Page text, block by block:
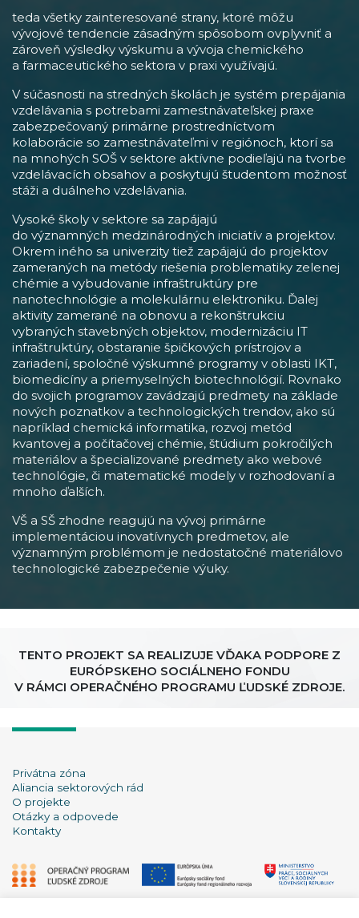
teda všetky zainteresované strany, ktoré môžu
vývojové tendencie zásadným spôsobom ovplyvniť a
zároveň výsledky výskumu a vývoja chemického
a farmaceutického sektora v praxi využívajú.
V súčasnosti na stredných školách je systém prepájania
vzdelávania s potrebami zamestnávateľskej praxe
zabezpečovaný primárne prostredníctvom
kolaborácie so zamestnávateľmi v regiónoch, ktorí sa
na mnohých SOŠ v sektore aktívne podieľajú na tvorbe
vzdelávacích obsahov a poskytujú študentom možnosť
stáži a duálneho vzdelávania.
Vysoké školy v sektore sa zapájajú
do významných medzinárodných iniciatív a projektov.
Okrem iného sa univerzity tiež zapájajú do projektov
zameraných na metódy riešenia problematiky zelenej
chémie a vybudovanie infraštruktúry pre
nanotechnológie a molekulárnu elektroniku. Ďalej
aktivity zamerané na obnovu a rekonštrukciu
vybraných stavebných objektov, modernizáciu IT
infraštruktúry, obstaranie špičkových prístrojov a
zariadení, spoločné výskumné programy v oblasti IKT,
biomedicíny a priemyselných biotechnológií. Rovnako
do svojich programov zavádzajú predmety na základe
nových poznatkov a technologických trendov, ako sú
napríklad chemická informatika, rozvoj metód
kvantovej a počítačovej chémie, štúdium pokročilých
materiálov a špecializované predmety ako webové
technológie, či matematické modely v rozhodovaní a
mnoho ďalších.
VŠ a SŠ zhodne reagujú na vývoj primárne
implementáciou inovatívnych predmetov, ale
významným problémom je nedostatočné materiálovo
technologické zabezpečenie výuky.
TENTO PROJEKT SA REALIZUJE VĎAKA PODPORE Z
EURÓPSKEHO SOCIÁLNEHO FONDU
V RÁMCI OPERAČNÉHO PROGRAMU ĽUDSKÉ ZDROJE.
Privátna zóna
Aliancia sektorových rád
O projekte
Otázky a odpovede
Kontakty